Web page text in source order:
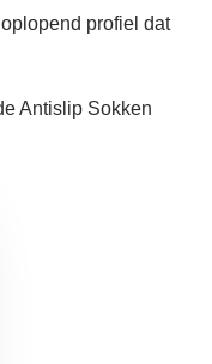
profiel dat
Antislip Sokken